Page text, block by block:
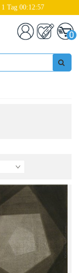
1 Tag 00:12:57
0